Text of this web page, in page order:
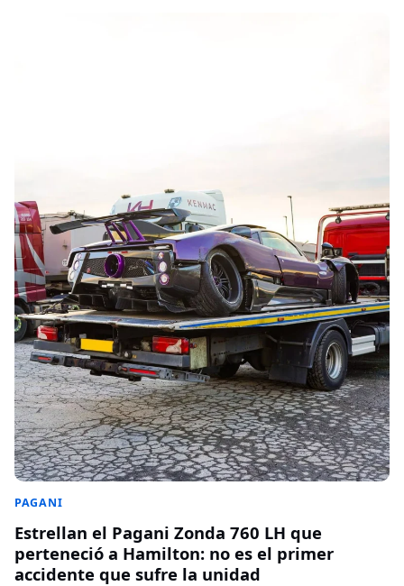
PAGANI
Estrellan el Pagani Zonda 760 LH que
perteneció a Hamilton: no es el primer
accidente que sufre la unidad